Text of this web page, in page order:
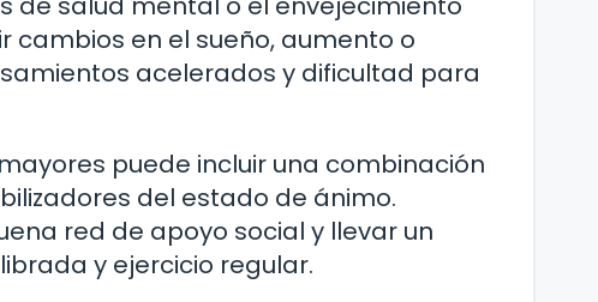
cambios en el sueño, aumento o
acelerados y dificultad para
puede incluir una combinación
del estado de ánimo.
red de apoyo social y llevar un
y ejercicio regular.